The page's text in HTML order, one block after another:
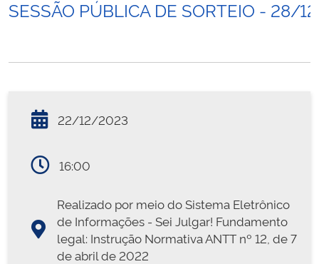
SESSÃO PÚBLICA DE SORTEIO - 28/
22/12/2023
16:00
Realizado por meio do Sistema Eletrônico
de Informações - Sei Julgar! Fundamento
legal: Instrução Normativa ANTT nº 12, de 7
de abril de 2022